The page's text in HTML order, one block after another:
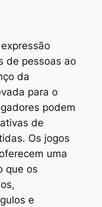
de pessoas ao
da
para o
podem
de
Os jogos
uma
que os
e